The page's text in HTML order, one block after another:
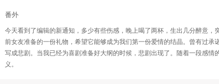
番外
今天看到了编辑的新通知，多少有些伤感，晚上喝了两杯，生出几分醉意
前女友准备的一份礼物，希望它能够成为我们第一份爱情的结晶。曾有过
写成悲剧。当我已经为喜剧准备好大纲的时候，悲剧出现了。随着一段感
义。